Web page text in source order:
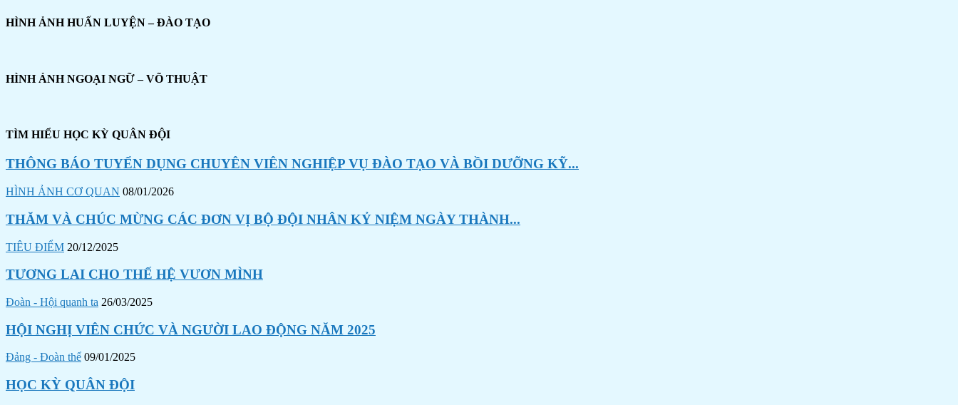
HÌNH ẢNH HUẤN LUYỆN – ĐÀO TẠO
HÌNH ẢNH NGOẠI NGỮ – VÕ THUẬT
TÌM HIỂU HỌC KỲ QUÂN ĐỘI
THÔNG BÁO TUYỂN DỤNG CHUYÊN VIÊN NGHIỆP VỤ ĐÀO TẠO VÀ BỒI DƯỠNG KỸ...
HÌNH ẢNH CƠ QUAN 08/01/2026
THĂM VÀ CHÚC MỪNG CÁC ĐƠN VỊ BỘ ĐỘI NHÂN KỶ NIỆM NGÀY THÀNH...
TIÊU ĐIỂM 20/12/2025
TƯƠNG LAI CHO THẾ HỆ VƯƠN MÌNH
Đoàn - Hội quanh ta 26/03/2025
HỘI NGHỊ VIÊN CHỨC VÀ NGƯỜI LAO ĐỘNG NĂM 2025
Đảng - Đoàn thể 09/01/2025
HỌC KỲ QUÂN ĐỘI